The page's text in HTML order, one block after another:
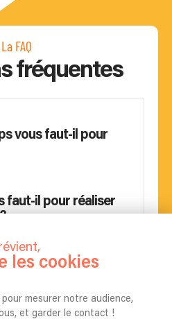
La FAQ
fréquentes
vous faut-il pour
faut-il pour réaliser
les chansons
les cookies
mesurer notre audience,
et garder le contact !